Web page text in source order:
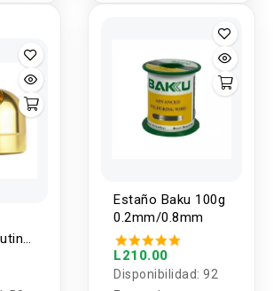
Estaño Baku 100g
0.2mm/0.8mm
L210.00
Disponibilidad: 92